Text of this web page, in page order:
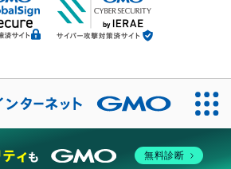
無料診断